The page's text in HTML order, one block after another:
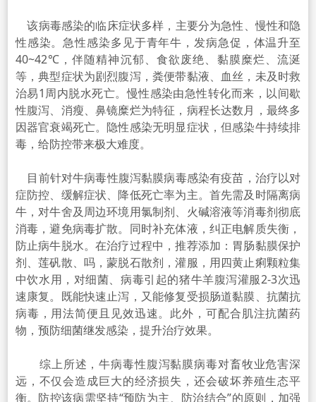
该病毒感染的临床症状多样，主要分为急性、慢性和隐
性感染。急性感染多见于青年牛，发病急促，体温升至
40~42℃，伴随精神沉郁、食欲废绝、黏膜糜烂、流涎
等，典型症状为剧烈腹泻，粪便带黏液、血丝，未及时救
治易1周内脱水死亡。慢性感染由急性转化而来，以间歇
性腹泻、消瘦、鼻镜糜烂为特征，病程长达数月，最终多
因器官衰竭死亡。隐性感染无明显症状，但感染牛持续排
毒，给防控带来极大难度。
目前针对牛病毒性腹泻黏膜病毒感染有疫苗，治疗以对
症防控、缓解症状、降低死亡率为主。首先需及时隔离病
牛，对牛舍及周边环境用氯制剂、火碱溶液等消毒剂彻底
消毒，避免病毒扩散。同时补充体液，纠正电解质失衡，
防止病牛脱水。在治疗过程中，推荐添加：胃肠黏膜保护
剂、莲矾散、吗，蒙脱石散剂，灌服，用四黄止痢颗粒集
中饮水用，对细菌、病毒引起的猪牛羊腹泻灌服2-3次迅
速康复。既能快速止泻，又能修复受损肠道黏膜、抗菌抗
病毒，用法简便且见效迅速。此外，可配合肌注抗菌药
物，预防细菌继发感染，提升治疗效果。
综上所述，牛病毒性腹泻黏膜病毒对畜牧业危害深
远，不仅会造成巨大的经济损失，还会破坏养殖生态平
衡。防控该病需坚持“预防为主、防治结合”的原则，加强